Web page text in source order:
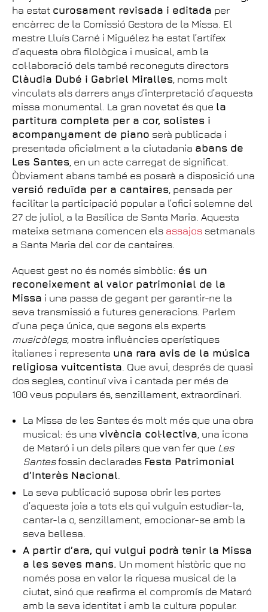
ha estat curosament revisada i editada per
encàrrec de la Comissió Gestora de la Missa. El
mestre Lluís Carné i Miguélez ha estat l’artífex
d’aquesta obra filològica i musical, amb la
col·laboració dels també reconeguts directors
Clàudia Dubé i Gabriel Miralles , noms molt
vinculats als darrers anys d’interpretació d’aquesta
missa monumental. La gran novetat és que la
partitura completa per a cor, solistes i
acompanyament de piano serà publicada i
presentada oficialment a la ciutadania abans de
Les Santes , en un acte carregat de significat.
Òbviament abans també es posarà a disposició una
versió reduïda per a cantaires , pensada per
facilitar la participació popular a l’ofici solemne del
27 de juliol, a la Basílica de Santa Maria. Aquesta
mateixa setmana comencen els assajos setmanals
a Santa Maria del cor de cantaires.
Aquest gest no és només simbòlic: és un
reconeixement al valor patrimonial de la
Missa i una passa de gegant per garantir-ne la
seva transmissió a futures generacions. Parlem
d’una peça única, que segons els experts
musicòlegs, mostra influències operístiques
italianes i representa una rara avis de la música
religiosa vuitcentista . Que avui, després de quasi
dos segles, continuï viva i cantada per més de
100 veus populars és, senzillament, extraordinari.
La Missa de les Santes és molt més que una obra
musical: és una vivència col·lectiva , una icona
de Mataró i un dels pilars que van fer que Les
Santesfossin declarades Festa Patrimonial
d’Interès Nacional
La seva publicació suposa obrir les portes
d’aquesta joia a tots els qui vulguin estudiar-la,
cantar-la o, senzillament, emocionar-se amb la
seva bellesa.
A partir d’ara, qui vulgui podrà tenir la Missa
a les seves mans. Un moment històric que no
només posa en valor la riquesa musical de la
ciutat, sinó que reafirma el compromís de Mataró
amb la seva identitat i amb la cultura popular.